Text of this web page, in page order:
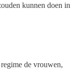
kunnen doen in
de vrouwen,